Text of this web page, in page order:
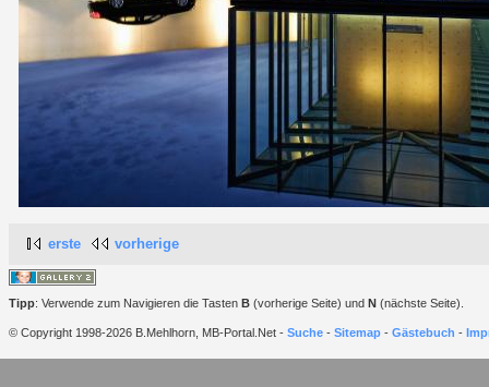
erste vorherige
Tipp: Verwende zum Navigieren die Tasten B (vorherige Seite) und N (nächste Seite).
© Copyright 1998-2026 B.Mehlhorn, MB-Portal.Net - Suche - Sitemap - Gästebuch -